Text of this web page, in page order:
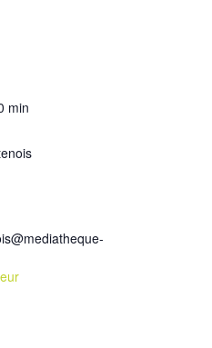
min